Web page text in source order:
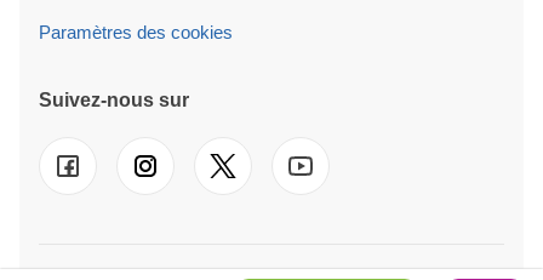
Paramètres des cookies
Suivez-nous sur